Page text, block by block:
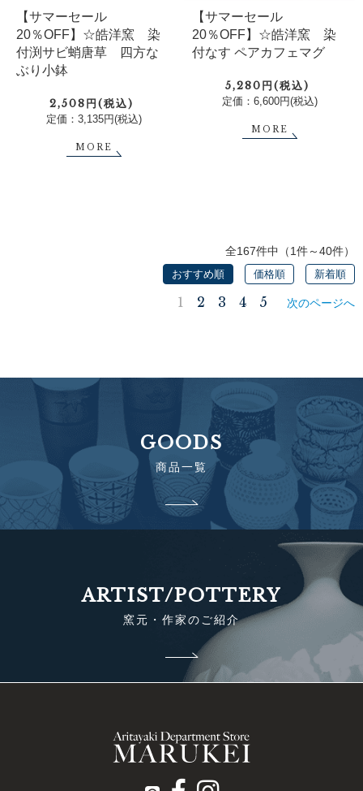
【サマーセール
20％OFF】☆皓洋窯 染
付渕サビ蛸唐草 四方な
ぶり小鉢
2,508円(税込)
定価：3,135円(税込)
MORE
【サマーセール
20％OFF】☆皓洋窯 染
付なす ペアカフェマグ
5,280円(税込)
定価：6,600円(税込)
MORE
全167件中（1件～40件）
おすすめ順 価格順 新着順
1 2 3 4 5 次のページへ
GOODS
商品一覧
ARTIST/POTTERY
窯元・作家のご紹介